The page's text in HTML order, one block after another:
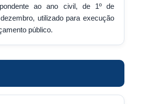
ao ano civil, de 1º de
utilizado para execução
público.